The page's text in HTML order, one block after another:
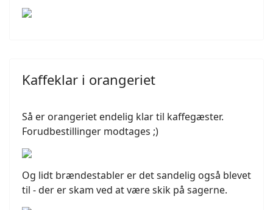
Kaffeklar i orangeriet
Så er orangeriet endelig klar til kaffegæster.
Forudbestillinger modtages ;)
Og lidt brændestabler er det sandelig også blevet
til - der er skam ved at være skik på sagerne.